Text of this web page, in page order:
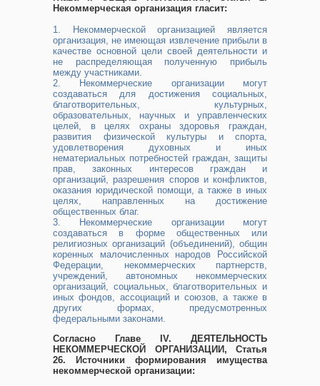
Некоммерческая организация гласит:
1. Некоммерческой организацией является
организация, не имеющая извлечение прибыли в
качестве основной цели своей деятельности и
не распределяющая полученную прибыль
между участниками.
2. Некоммерческие организации могут
создаваться для достижения социальных,
благотворительных, культурных,
образовательных, научных и управленческих
целей, в целях охраны здоровья граждан,
развития физической культуры и спорта,
удовлетворения духовных и иных
нематериальных потребностей граждан, защиты
прав, законных интересов граждан и
организаций, разрешения споров и конфликтов,
оказания юридической помощи, а также в иных
целях, направленных на достижение
общественных благ.
3. Некоммерческие организации могут
создаваться в форме общественных или
религиозных организаций (объединений), общин
коренных малочисленных народов Российской
Федерации, некоммерческих партнерств,
учреждений, автономных некоммерческих
организаций, социальных, благотворительных и
иных фондов, ассоциаций и союзов, а также в
других формах, предусмотренных
федеральными законами.
Согласно Главе IV. ДЕЯТЕЛЬНОСТЬ
НЕКОММЕРЧЕСКОЙ ОРГАНИЗАЦИИ, Статья
26. Источники формирования имущества
некоммерческой организации: